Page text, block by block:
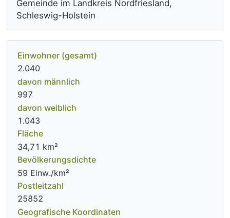
Gemeinde im Landkreis Nordfriesland,
Schleswig-Holstein
Einwohner (gesamt)
2.040
davon männlich
997
davon weiblich
1.043
Fläche
34,71 km²
Bevölkerungsdichte
59 Einw./km²
Postleitzahl
25852
Geografische Koordinaten